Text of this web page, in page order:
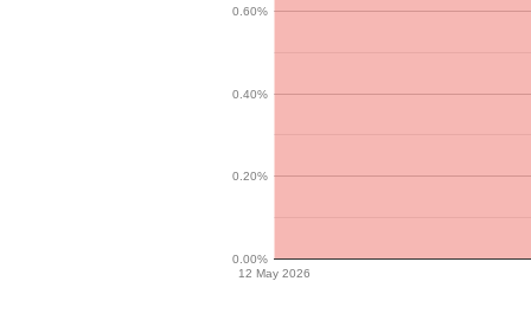
12 May 2026
0.00%
0.20%
0.40%
0.60%